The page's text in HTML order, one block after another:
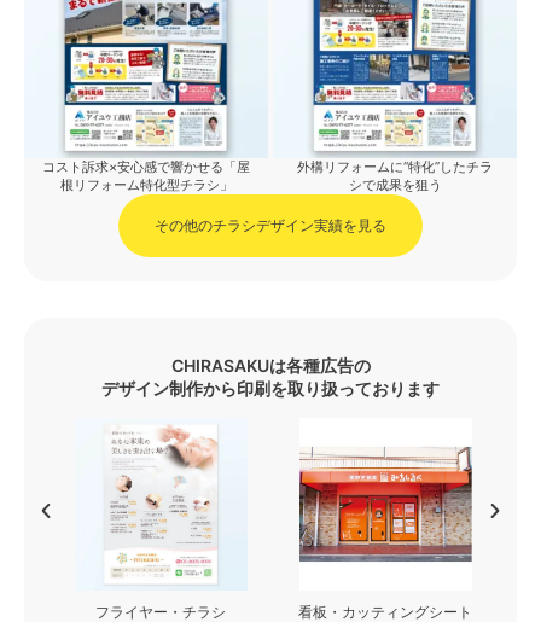
コスト訴求×安心感で響かせる「屋
根リフォーム特化型チラシ」
外構リフォームに“特化”したチラ
シで成果を狙う
その他のチラシデザイン実績を見る
CHIRASAKUは各種広告の
デザイン制作から印刷を取り扱っております
フライヤー・チラシ 看板・カッティングシート